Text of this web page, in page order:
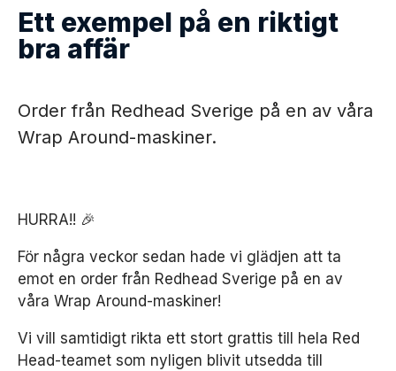
Nyheter
Karriär
Language
SV
Ett exempel på en riktigt
bra affär
Order från Redhead Sverige på en av våra
Wrap Around-maskiner.
HURRA!! 🎉
För några veckor sedan hade vi glädjen att ta
emot en order från Redhead Sverige på en av
våra Wrap Around-maskiner!
Vi vill samtidigt rikta ett stort grattis till hela Red
Head-teamet som nyligen blivit utsedda till